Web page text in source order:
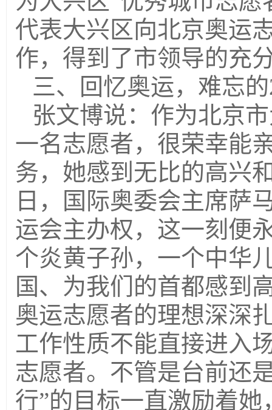
代表大兴区向北京奥运
作，得到了市领导的充
三、回忆奥运，难忘的
张文博说：作为北京
一名志愿者，很荣幸能
务，她感到无比的高兴
日，国际奥委会主席萨
运会主办权，这一刻便
个炎黄子孙，一个中华
国、为我们的首都感到
奥运志愿者的理想深深
工作性质不能直接进入
志愿者。不管是台前还
行”的目标一直激励着